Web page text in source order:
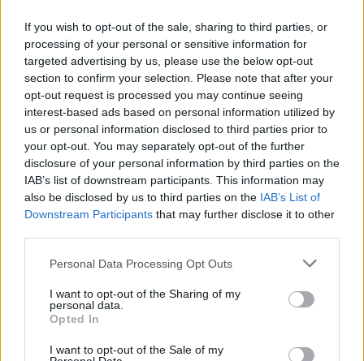
If you wish to opt-out of the sale, sharing to third parties, or
processing of your personal or sensitive information for
targeted advertising by us, please use the below opt-out
section to confirm your selection. Please note that after your
opt-out request is processed you may continue seeing
interest-based ads based on personal information utilized by
us or personal information disclosed to third parties prior to
your opt-out. You may separately opt-out of the further
disclosure of your personal information by third parties on the
IAB’s list of downstream participants. This information may
also be disclosed by us to third parties on the IAB’s List of
Downstream Participants that may further disclose it to other
Please note that this website/app uses one or more Google
not limited to your visit or usage behaviour. You may click to
grant or deny consent to Google and its third-party tags to
use your data for below specified purposes in below Google
consent section.
Personal Data Processing Opt Outs
I want to opt-out of the Sharing of my
personal data.
Opted In
I want to opt-out of the Sale of my
A BAROKK ÖSSZES ÁRNYALATA ÉS MÉG EGY SOR
KIVÁLÓ PROGRAM VÁR MINDENKIT EZEN A HÉTVÉGÉN
GYŐRBEN
Középpontban a hagyományőrzés, de lesz Pogány Induló és
Majka koncert, jóga szeánsz, “borhajózás” és egy csomó minden
más.
Szólj hozzá!